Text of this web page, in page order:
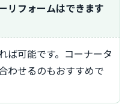
わせるのもおすすめで